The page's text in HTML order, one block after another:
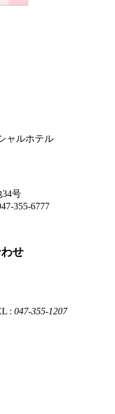
ャルホテル
34号
355-6777
せ
: 047-355-1207